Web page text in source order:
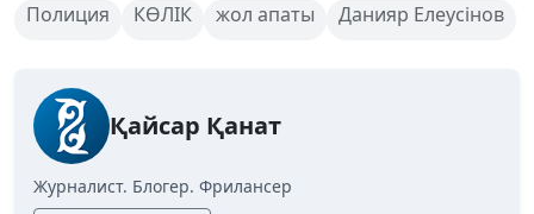
Полиция КӨЛІК жол апаты Данияр Елеусінов
Қайсар Қанат
Журналист. Блогер. Фрилансер